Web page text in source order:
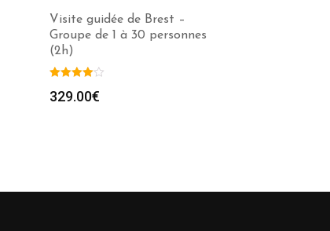
Visite guidée de Brest –
Groupe de 1 à 30 personnes
(2h)
329.00€